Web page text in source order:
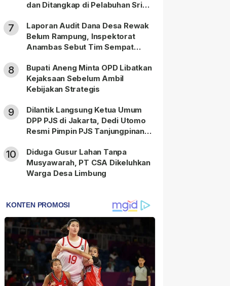
dan Ditangkap di Pelabuhan Sri
7
Laporan Audit Dana Desa Rewak
Belum Rampung, Inspektorat
Anambas Sebut Tim Sempat
8
Bupati Aneng Minta OPD Libatkan
Kejaksaan Sebelum Ambil
Kebijakan Strategis
9
Dilantik Langsung Ketua Umum
DPP PJS di Jakarta, Dedi Utomo
Resmi Pimpin PJS Tanjungpinang-
10
Diduga Gusur Lahan Tanpa
Musyawarah, PT CSA Dikeluhkan
Warga Desa Limbung